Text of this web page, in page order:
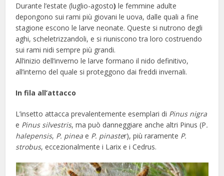
Durante l’estate (luglio-agosto) le femmine adulte
depongono sui rami più giovani le uova, dalle quali a fine
stagione escono le larve neonate. Queste si nutrono degli
aghi, scheletrizzandoli, e si riuniscono tra loro costruendo
sui rami nidi sempre più grandi.
All’inizio dell’inverno le larve formano il nido definitivo,
all’interno del quale si proteggono dai freddi invernali.
In fila all’attacco
L’insetto attacca prevalentemente esemplari di Pinus nigra
e Pinus silvestris, ma può danneggiare anche altri Pinus (P.
halepensis, P. pinea e P. pinaster), più raramente P.
strobus, eccezionalmente i Larix e i Cedrus.